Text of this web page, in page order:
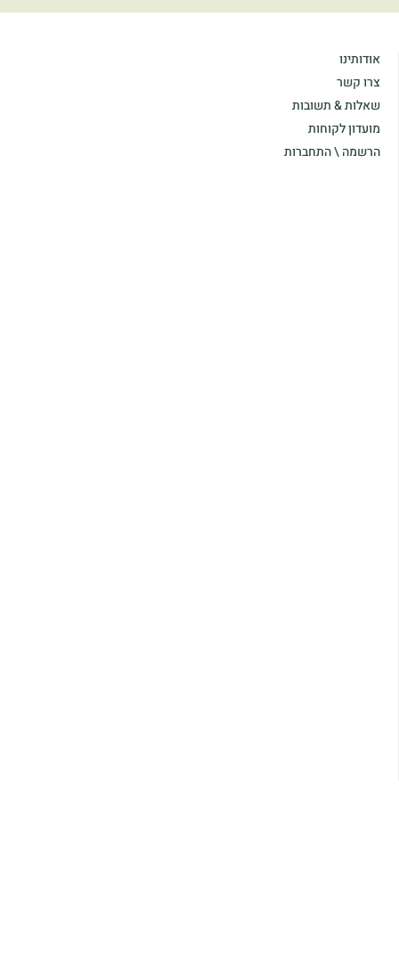
אודותינו
צרו קשר
שאלות & תשובות
מועדון לקוחות
הרשמה \ התחברות